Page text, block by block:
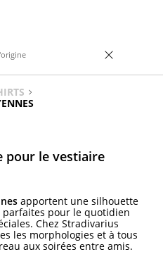
pour le vestiaire
apportent une silhouette
pour le quotidien
Chez Stradivarius
les morphologies et à tous
aux soirées entre amis.